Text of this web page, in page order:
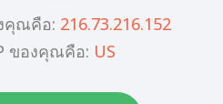
คุณคือ: 216.73.216.152
ของคุณคือ: US